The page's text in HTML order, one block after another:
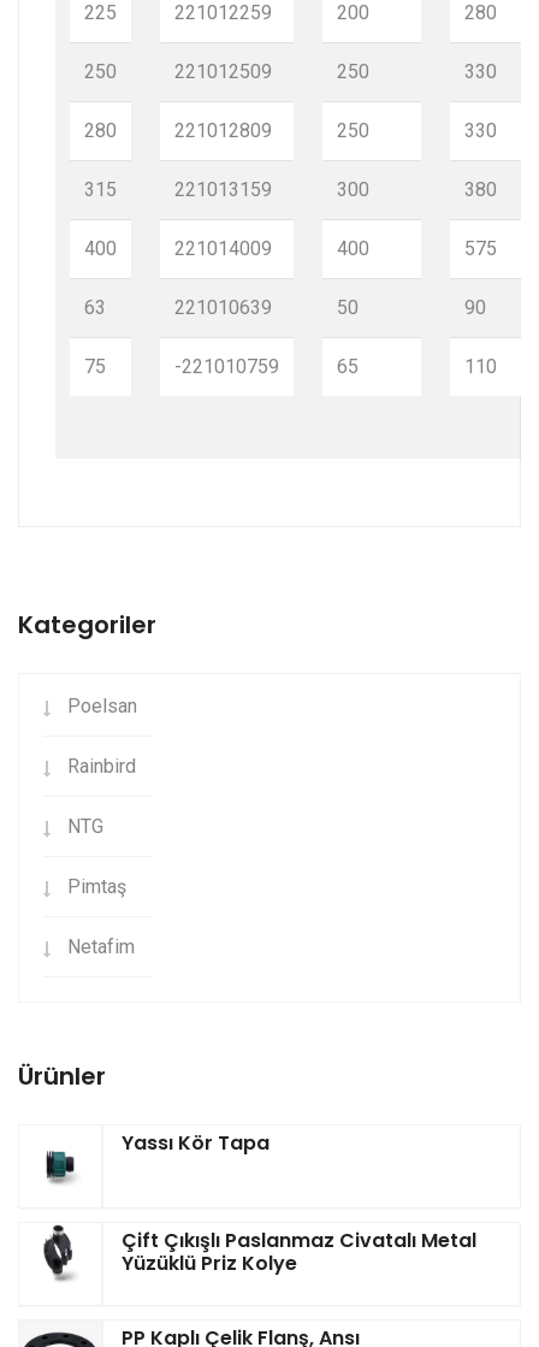
225
250
280
315
400
63
75
221012259
221012509
221012809
221013159
221014009
221010639
-221010759
200
250
250
300
400
50
65
280
330
330
380
575
90
110
Kategoriler
Poelsan
Rainbird
NTG
Pimtaş
Netafim
Ürünler
Yassı Kör Tapa
Çift Çıkışlı Paslanmaz Civatalı Metal
Yüzüklü Priz Kolye
PP Kaplı Çelik Flanş, Ansı